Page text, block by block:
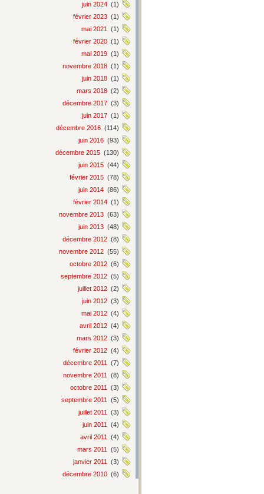
juin 2024 (1)
février 2023 (1)
mai 2021
(1)
février 2020 (1)
mai 2019 (1)
novembre 2018 (1)
juin 2018 (1)
mars 2018 (2)
décembre 2017 (3)
juin 2017 (1)
décembre 2016 (114)
juin 2016 (93)
décembre 2015 (130)
juin 2015 (44)
février 2015 (78)
juin 2014 (86)
février 2014 (1)
novembre 2013 (63)
juin 2013 (48)
décembre 2012 (8)
novembre 2012 (55)
octobre 2012 (6)
septembre 2012 (5)
juillet 2012 (2)
juin 2012 (3)
mai 2012 (4)
avril 2012 (4)
mars 2012 (3)
février 2012 (4)
décembre 2011
(7)
novembre 2011
(8)
octobre 2011
(3)
septembre 2011
(5)
juillet 2011
(3)
juin 2011
(4)
avril 2011
(4)
mars 2011
(5)
janvier 2011
(3)
décembre 2010 (6)